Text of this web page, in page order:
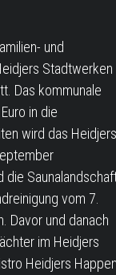
und
Stadtwerken
Das kommunale
in die
wird das Heidjers
die
vom 7.
Davor und danach
im Heidjers
Heidjers